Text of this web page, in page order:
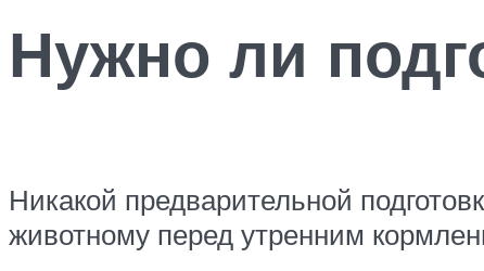
Нужно ли
Никакой предварительной
животному перед утренним